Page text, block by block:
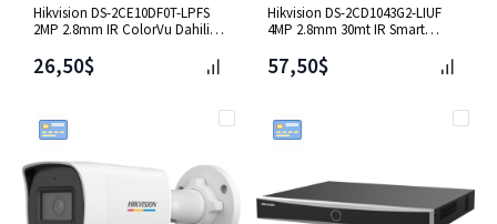
Hikvision DS-2CE10DF0T-LPFS
2MP 2.8mm IR ColorVu Dahili
26,50$
Hikvision DS-2CD1043G2-LIUF
4MP 2.8mm 30mt IR Smart
57,50$